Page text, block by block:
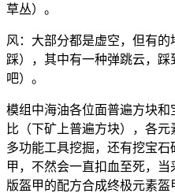
草丛）。
风：大部分都是虚空，但有的
踩），其中有一种弹跳云，
吧）。
模组中海油各位面普遍方块
比（下矿上普遍方块），各
多功能工具挖掘，还有挖宝
甲，不然会一直扣血至死，
版盔甲的配方合成终极元素盔